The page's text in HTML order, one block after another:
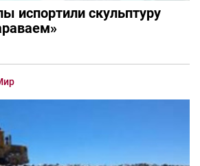
испортили скульптуру